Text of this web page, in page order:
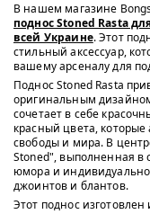
В нашем магазине
поднос Stoned Rasta
всей Украине. Этот
стильный аксессуар,
вашему арсеналу для
Поднос Stoned Rasta
оригинальным
сочетает в себе
красный цвета, которые
свободы и мира. В
Stoned", выполненная в
юмора и
джоинтов и блантов.
Этот поднос